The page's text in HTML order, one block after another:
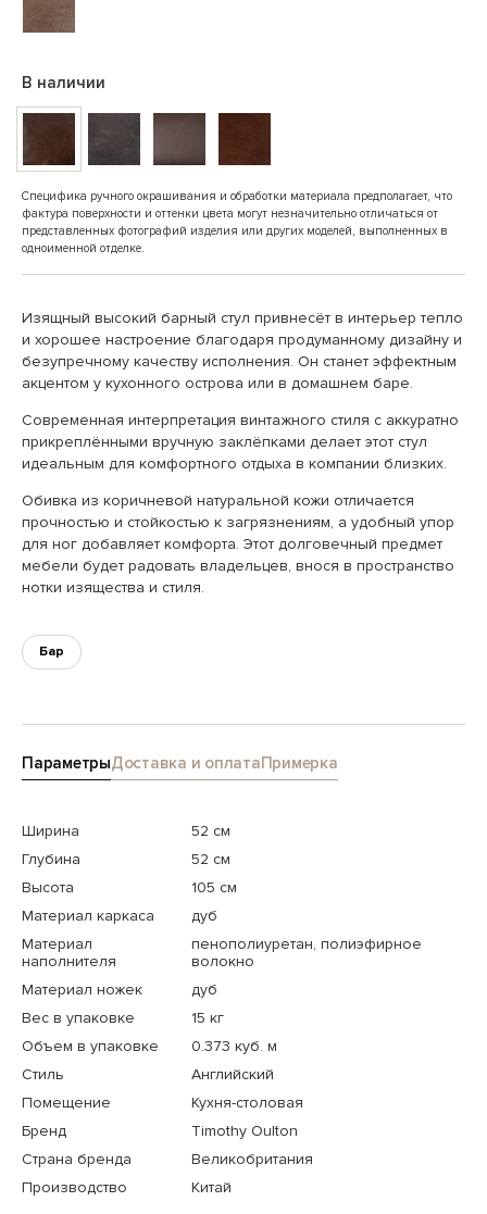
В наличии
Специфика ручного окрашивания и обработки материала предполагает, что
фактура поверхности и оттенки цвета могут незначительно отличаться от
представленных фотографий изделия или других моделей, выполненных в
одноименной отделке.
Изящный высокий барный стул привнесёт в интерьер тепло
и хорошее настроение благодаря продуманному дизайну и
безупречному качеству исполнения. Он станет эффектным
акцентом у кухонного острова или в домашнем баре.
Современная интерпретация винтажного стиля с аккуратно
прикреплёнными вручную заклёпками делает этот стул
идеальным для комфортного отдыха в компании близких.
Обивка из коричневой натуральной кожи отличается
прочностью и стойкостью к загрязнениям, а удобный упор
для ног добавляет комфорта. Этот долговечный предмет
мебели будет радовать владельцев, внося в пространство
нотки изящества и стиля.
Бар
ПараметрыДоставка и оплатаПримерка
Ширина
52 см
Глубина
52 см
Высота
105 см
Материал каркаса
дуб
Материал
наполнителя
пенополиуретан, полиэфирное
волокно
Материал ножек
дуб
Вес в упаковке
15 кг
Объем в упаковке
0.373 куб. м
Стиль
Английский
Помещение
Кухня-столовая
Бренд
Timothy Oulton
Страна бренда
Великобритания
Производство
Китай